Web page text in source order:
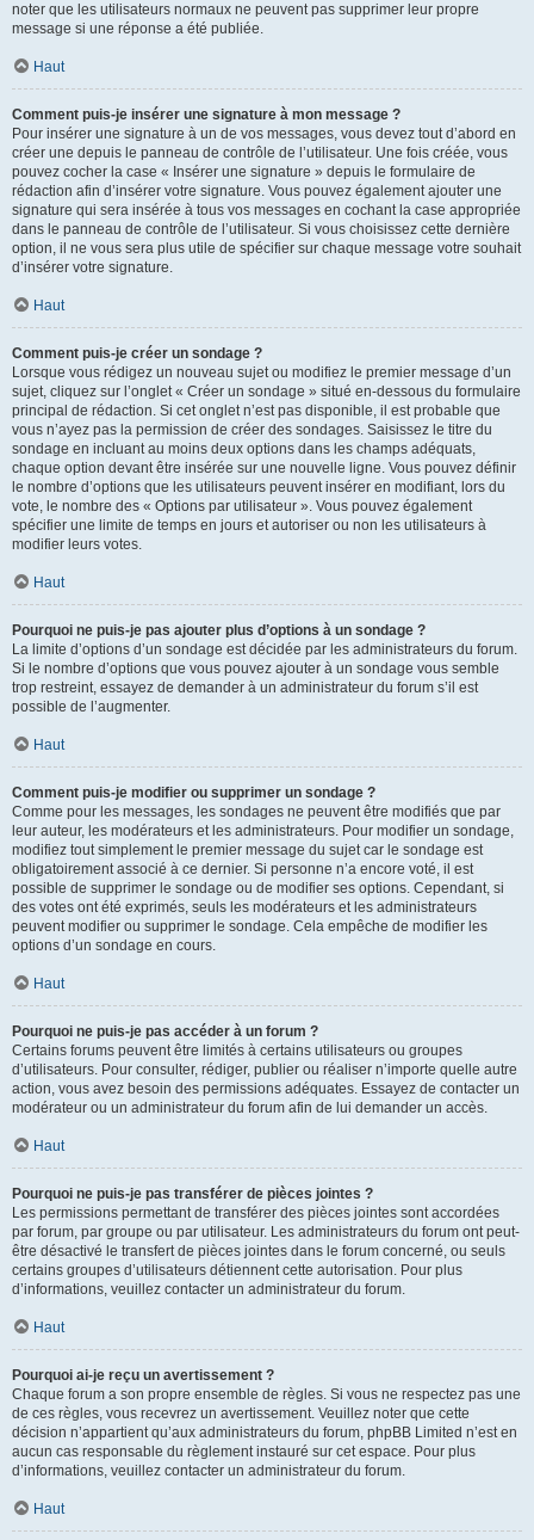
noter que les utilisateurs normaux ne peuvent pas supprimer leur propre
message si une réponse a été publiée.
Haut
Comment puis-je insérer une signature à mon message ?
Pour insérer une signature à un de vos messages, vous devez tout d’abord en
créer une depuis le panneau de contrôle de l’utilisateur. Une fois créée, vous
pouvez cocher la case « Insérer une signature » depuis le formulaire de
rédaction afin d’insérer votre signature. Vous pouvez également ajouter une
signature qui sera insérée à tous vos messages en cochant la case appropriée
dans le panneau de contrôle de l’utilisateur. Si vous choisissez cette dernière
option, il ne vous sera plus utile de spécifier sur chaque message votre souhait
d’insérer votre signature.
Haut
Comment puis-je créer un sondage ?
Lorsque vous rédigez un nouveau sujet ou modifiez le premier message d’un
sujet, cliquez sur l’onglet « Créer un sondage » situé en-dessous du formulaire
principal de rédaction. Si cet onglet n’est pas disponible, il est probable que
vous n’ayez pas la permission de créer des sondages. Saisissez le titre du
sondage en incluant au moins deux options dans les champs adéquats,
chaque option devant être insérée sur une nouvelle ligne. Vous pouvez définir
le nombre d’options que les utilisateurs peuvent insérer en modifiant, lors du
vote, le nombre des « Options par utilisateur ». Vous pouvez également
spécifier une limite de temps en jours et autoriser ou non les utilisateurs à
modifier leurs votes.
Haut
Pourquoi ne puis-je pas ajouter plus d’options à un sondage ?
La limite d’options d’un sondage est décidée par les administrateurs du forum.
Si le nombre d’options que vous pouvez ajouter à un sondage vous semble
trop restreint, essayez de demander à un administrateur du forum s’il est
possible de l’augmenter.
Haut
Comment puis-je modifier ou supprimer un sondage ?
Comme pour les messages, les sondages ne peuvent être modifiés que par
leur auteur, les modérateurs et les administrateurs. Pour modifier un sondage,
modifiez tout simplement le premier message du sujet car le sondage est
obligatoirement associé à ce dernier. Si personne n’a encore voté, il est
possible de supprimer le sondage ou de modifier ses options. Cependant, si
des votes ont été exprimés, seuls les modérateurs et les administrateurs
peuvent modifier ou supprimer le sondage. Cela empêche de modifier les
options d’un sondage en cours.
Haut
Pourquoi ne puis-je pas accéder à un forum ?
Certains forums peuvent être limités à certains utilisateurs ou groupes
d’utilisateurs. Pour consulter, rédiger, publier ou réaliser n’importe quelle autre
action, vous avez besoin des permissions adéquates. Essayez de contacter un
modérateur ou un administrateur du forum afin de lui demander un accès.
Haut
Pourquoi ne puis-je pas transférer de pièces jointes ?
Les permissions permettant de transférer des pièces jointes sont accordées
par forum, par groupe ou par utilisateur. Les administrateurs du forum ont peut-
être désactivé le transfert de pièces jointes dans le forum concerné, ou seuls
certains groupes d’utilisateurs détiennent cette autorisation. Pour plus
d’informations, veuillez contacter un administrateur du forum.
Haut
Pourquoi ai-je reçu un avertissement ?
Chaque forum a son propre ensemble de règles. Si vous ne respectez pas une
de ces règles, vous recevrez un avertissement. Veuillez noter que cette
décision n’appartient qu’aux administrateurs du forum, phpBB Limited n’est en
aucun cas responsable du règlement instauré sur cet espace. Pour plus
d’informations, veuillez contacter un administrateur du forum.
Haut